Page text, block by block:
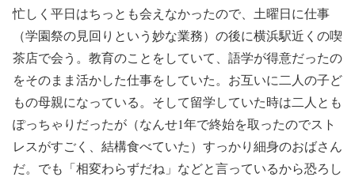
忙しく平日はちっとも会えなかったので、土曜日に仕事
（学園祭の見回りという妙な業務）の後に横浜駅近くの喫
茶店で会う。教育のことをしていて、語学が得意だったの
をそのまま活かした仕事をしていた。お互いに二人の子ど
もの母親になっている。そして留学していた時は二人とも
ぽっちゃりだったが（なんせ1年で終始を取ったのでスト
レスがすごく、結構食べていた）すっかり細身のおばさん
だ。でも「相変わらずだね」などと言っているから恐ろし